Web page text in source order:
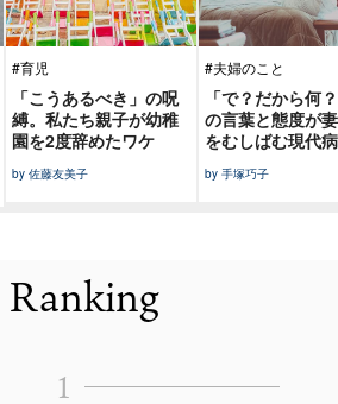
#育児
「こうあるべき」の呪
縛。私たち親子が幼稚
園を2度辞めたワケ
by 佐藤友美子
#夫婦のこと
「で？だから何
の言葉と態度が
をむしばむ現代病
by 手塚巧子
Ranking
1